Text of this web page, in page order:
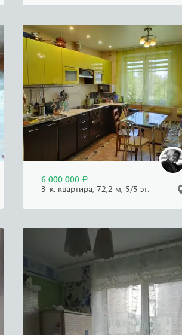
6 000 000 Р
3-к. квартира, 72,2 м, 5/5 эт.